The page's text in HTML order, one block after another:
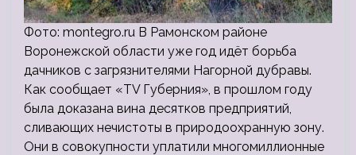
Фото: montegro.ru В Рамонском районе
Воронежской области уже год идёт борьба
дачников с загрязнителями Нагорной дубравы.
Как сообщает «TV Губерния», в прошлом году
была доказана вина десятков предприятий,
сливающих нечистоты в природоохранную зону.
Они в совокупности уплатили многомиллионные